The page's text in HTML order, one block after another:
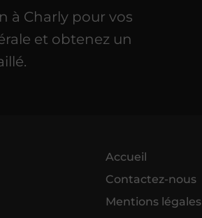
à Charly pour vos
et obtenez un
Accueil
Contactez-nous
Mentions légales